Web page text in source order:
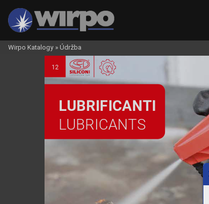
LUBRICANTS
LUBRIFICANTI
12
Wirpo Katalogy » Údržba